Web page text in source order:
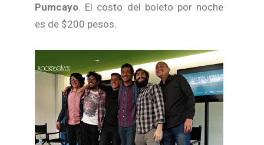
Pumcayo . El costo del boleto por noche
es de $200 pesos.